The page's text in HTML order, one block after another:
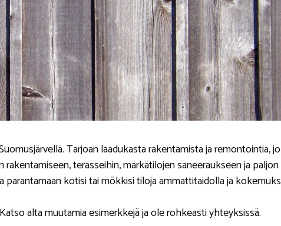
Tarjoan laadukasta rakentamista ja remontointia,
terasseihin, märkätilojen saneeraukseen ja paljon
kotisi tai mökkisi tiloja ammattitaidolla ja
alta muutamia esimerkkejä ja ole rohkeasti yhteyksissä.